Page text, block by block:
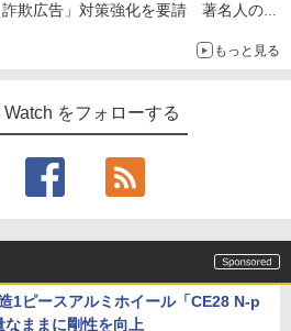
欺広告」対策強化を要請 著名人の写
もっと見る
Watch をフォローする
1ピースアルミホイール「CE28 N-p
ままに剛性を向上